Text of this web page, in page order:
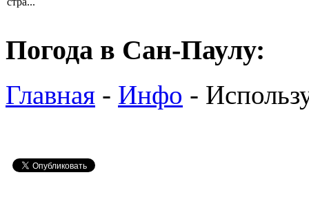
Погода в Сан-Паулу:
Главная - Инфо -